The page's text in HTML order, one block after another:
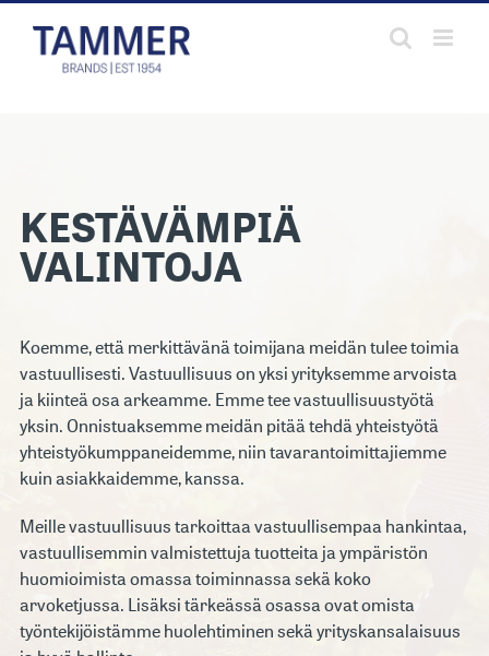
KESTÄVÄMPIÄ
VALINTOJA
Koemme, että merkittävänä toimijana meidän tulee toimia
vastuullisesti. Vastuullisuus on yksi yrityksemme arvoista
ja kiinteä osa arkeamme. Emme tee vastuullisuustyötä
yksin. Onnistuaksemme meidän pitää tehdä yhteistyötä
yhteistyökumppaneidemme, niin tavarantoimittajiemme
kuin asiakkaidemme, kanssa.
Meille vastuullisuus tarkoittaa vastuullisempaa hankintaa,
vastuullisemmin valmistettuja tuotteita ja ympäristön
huomioimista omassa toiminnassa sekä koko
arvoketjussa. Lisäksi tärkeässä osassa ovat omista
työntekijöistämme huolehtiminen sekä yrityskansalaisuus